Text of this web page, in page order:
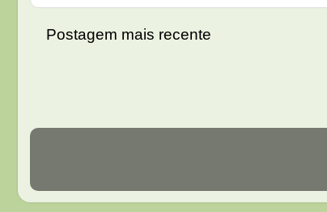
Postagem mais recente